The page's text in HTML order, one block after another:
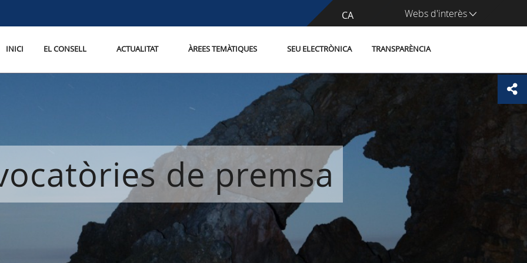
CA
ES Webs d'interès
INICI EL CONSELL ACTUALITAT ÀREES TEMÀTIQUES SEU ELECTRÒNICA TRANSPARÈNCIA
de premsa